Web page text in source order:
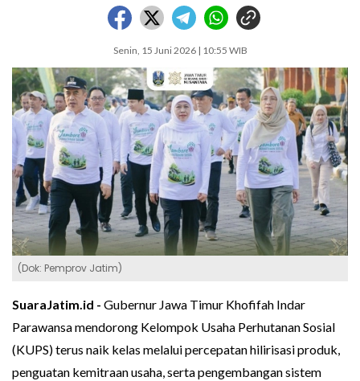
Senin, 15 Juni 2026 | 10:55 WIB
(Dok: Pemprov Jatim)
SuaraJatim.id - Gubernur Jawa Timur Khofifah Indar
Parawansa mendorong Kelompok Usaha Perhutanan Sosial
(KUPS) terus naik kelas melalui percepatan hilirisasi produk,
penguatan kemitraan usaha, serta pengembangan sistem